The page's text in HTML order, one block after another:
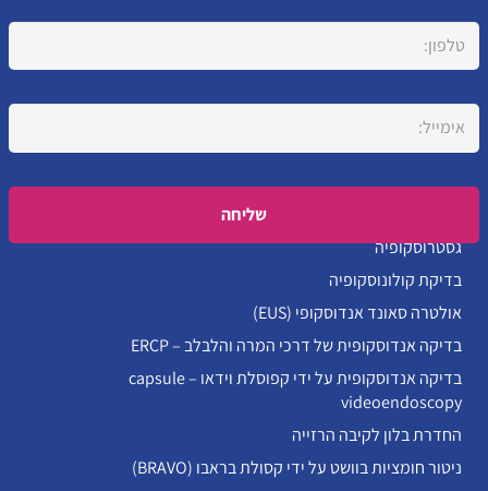
Please leave this field empty.
גסטרוסקופיה
בדיקת קולונוסקופיה
אולטרה סאונד אנדוסקופי (EUS)
בדיקה אנדוסקופית של דרכי המרה והלבלב – ERCP
בדיקה אנדוסקופית על ידי קפוסלת וידאו – capsule
videoendoscopy
החדרת בלון לקיבה הרזייה
ניטור חומציות בוושט על ידי קסולת בראבו (BRAVO)